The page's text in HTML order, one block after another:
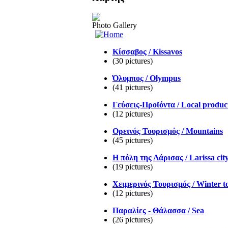
Photo Gallery
Κίσσαβος / Kissavos
(30 pictures)
Όλυμπος / Olympus
(41 pictures)
Γεύσεις-Προϊόντα / Local
(12 pictures)
Ορεινός Τουρισμός / Mountains
(45 pictures)
Η πόλη της Λάρισας / Larissa
(19 pictures)
Χειμερινός Τουρισμός / Winter
(12 pictures)
Παραλίες - Θάλασσα / Sea
(26 pictures)